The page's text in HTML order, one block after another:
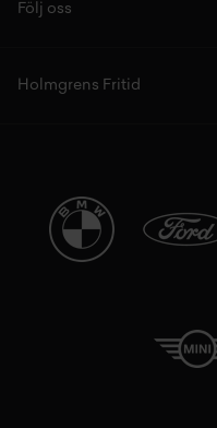
Följ oss
Holmgrens Fritid